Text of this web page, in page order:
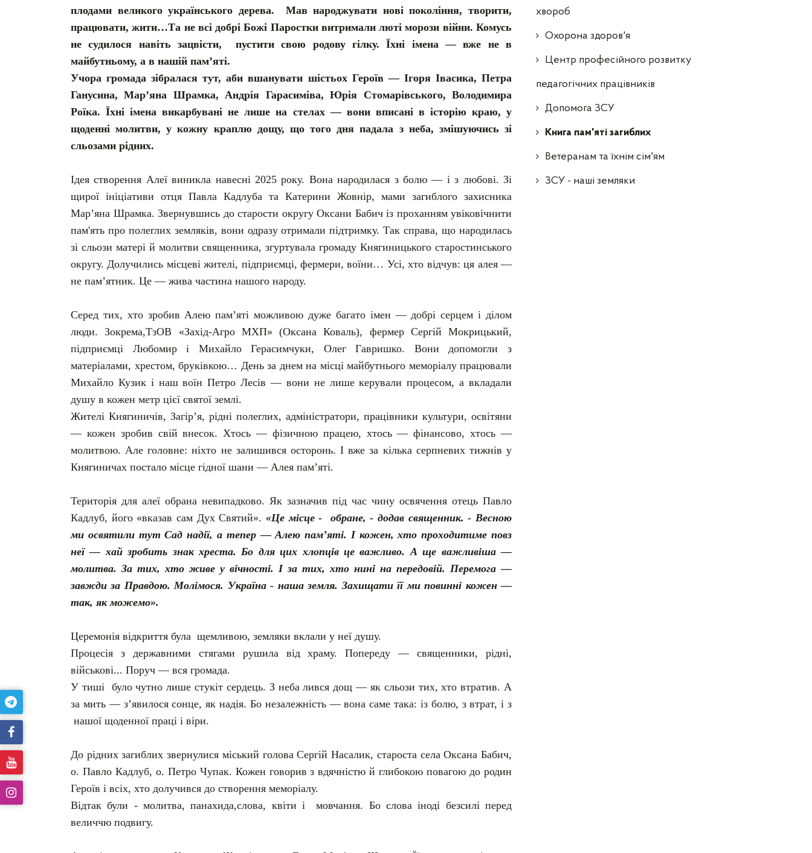
хвороб
Охорона здоров'я
Центр професійного розвитку
педагогічних працівників
Допомога ЗСУ
Книга пам'яті загиблих
Ветеранам та їхнім сім'ям
ЗСУ - наші земляки
плодами великого українського дерева. Мав народжувати нові покоління, творити,
працювати, жити…Та не всі добрі Божі Паростки витримали люті морози війни. Комусь
не судилося навіть зацвісти, пустити свою родову гілку. Їхні імена — вже не в
майбутньому, а в нашій пам’яті.
Учора громада зібралася тут, аби вшанувати шістьох Героїв — Ігоря Івасика, Петра
Ганусина, Мар’яна Шрамка, Андрія Гарасиміва, Юрія Стомарівського, Володимира
Роїка. Їхні імена викарбувані не лише на стелах — вони вписані в історію краю, у
щоденні молитви, у кожну краплю дощу, що того дня падала з неба, змішуючись зі
сльозами рідних.
Ідея створення Алеї виникла навесні 2025 року. Вона народилася з болю — і з любові. Зі
щирої ініціативи отця Павла Кадлуба та Катерини Жовнір, мами загиблого захисника
Мар’яна Шрамка. Звернувшись до старости округу Оксани Бабич із проханням увіковічнити
пам'ять про полеглих земляків, вони одразу отримали підтримку. Так справа, що народилась
зі сльози матері й молитви священника, згуртувала громаду Княгиницького старостинського
округу. Долучились місцеві жителі, підприємці, фермери, воїни… Усі, хто відчув: ця алея —
не пам’ятник. Це — жива частина нашого народу.
Серед тих, хто зробив Алею пам’яті можливою дуже багато імен — добрі серцем і ділом
люди. Зокрема,ТзОВ «Захід-Агро МХП» (Оксана Коваль), фермер Сергій Мокрицький,
підприємці Любомир і Михайло Герасимчуки, Олег Гавришко. Вони допомогли з
матеріалами, хрестом, бруківкою… День за днем на місці майбутнього меморіалу працювали
Михайло Кузик і наш воїн Петро Лесів — вони не лише керували процесом, а вкладали
душу в кожен метр цієї святої землі.
Жителі Княгиничів, Загір’я, рідні полеглих, адміністратори, працівники культури, освітяни
— кожен зробив свій внесок. Хтось — фізичною працею, хтось — фінансово, хтось —
молитвою. Але головне: ніхто не залишився осторонь. І вже за кілька серпневих тижнів у
Княгиничах постало місце гідної шани — Алея пам’яті.
Територія для алеї обрана невипадково. Як зазначив під час чину освячення отець Павло
Кадлуб, його «вказав сам Дух Святий». «Це місце - обране, - додав священник. - Весною
ми освятили тутСад надії, а тепер — Алею пам’яті. І кожен, хто проходитиме повз
неї — хай зробить знак хреста. Бо для цих хлопців це важливо. А ще важливіша —
молитва. За тих, хто живе у вічності. І за тих, хто нині на передовій. Перемога —
завжди за Правдою. Молімося. Україна - нашаземля. Захищати її ми повинні кожен —
так, як можемо».
Церемонія відкриття була щемливою, земляки вклали у неї душу.
Процесія з державними стягами рушила від храму. Попереду — священники, рідні,
військові... Поруч — вся громада.
У тиші було чутно лише стукіт сердець. З неба лився дощ — як сльози тих, хто втратив. А
за мить — з’явилося сонце, як надія. Бо незалежність — вона саме така: із болю, з втрат, і з
нашої щоденної праці і віри.
До рідних загиблих звернулися міський голова Сергій Насалик, староста села Оксана Бабич,
о. Павло Кадлуб, о. Петро Чупак. Кожен говорив з вдячністю й глибокою повагою до родин
Героїв і всіх, хто долучився до створення меморіалу.
Відтак були - молитва, панахида,слова, квіти і мовчання. Бо слова іноді безсилі перед
величчю подвигу.